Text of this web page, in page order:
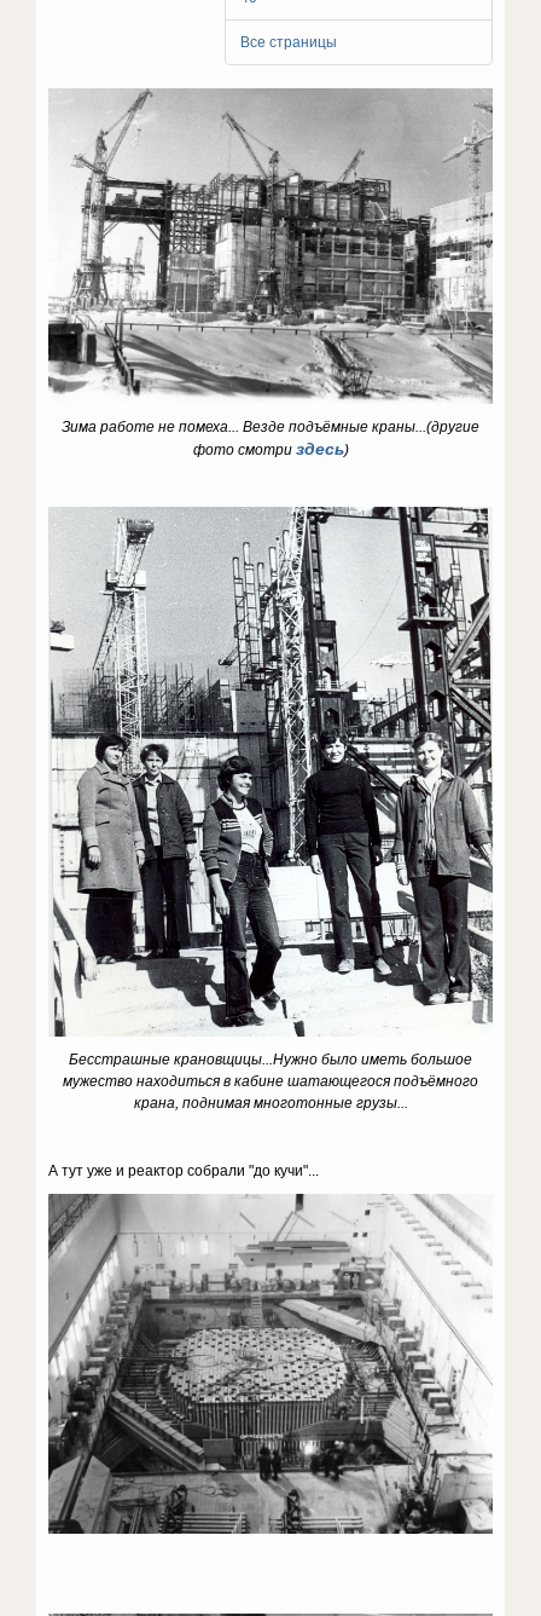
Все страницы
Зима работе не помеха... Везде подъёмные краны...(другие
фото смотри здесь)
Бесстрашные крановщицы...Нужно было иметь большое
мужество находиться в кабине шатающегося подъёмного
крана, поднимая многотонные грузы...
А тут уже и реактор собрали "до кучи"...